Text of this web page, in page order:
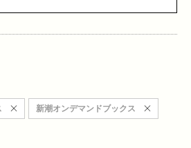
新潮オンデマンドブックス